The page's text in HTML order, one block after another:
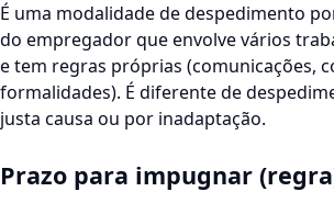
É uma modalidade de despedimento
do empregador que envolve vários
e tem regras próprias (comunicações,
formalidades). É diferente de
justa causa ou por inadaptação.
Prazo para impugnar